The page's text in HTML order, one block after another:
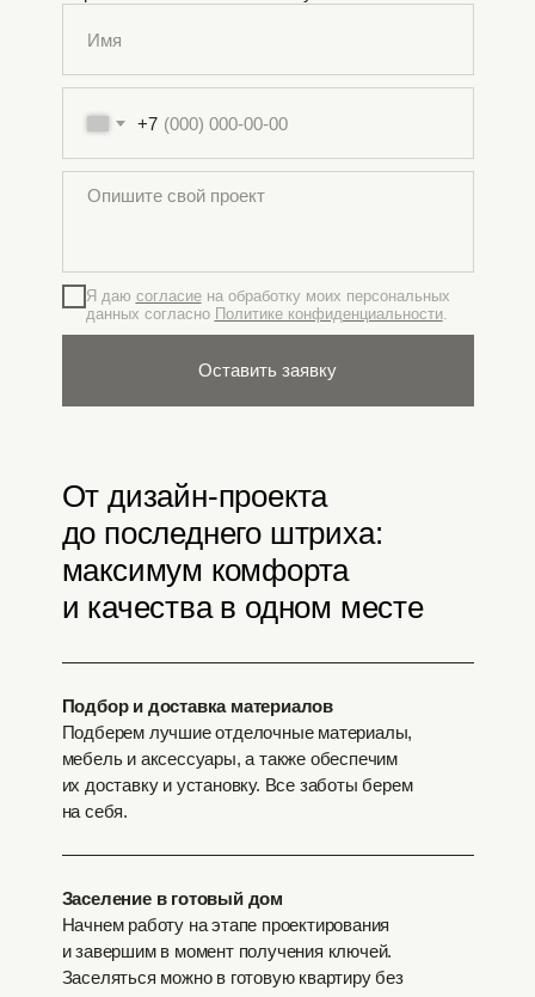
+7
Я даю согласиена обработку моих персональных
данных согласно Политике конфиденциальности.
Оставить заявку
От дизайн-проекта
до последнего штриха:
максимум комфорта
и качества в одном месте
Подбор и доставка материалов
Подберем лучшие отделочные материалы,
мебель и аксессуары, а также обеспечим
их доставку и установку. Все заботы берем
на себя.
Заселение в готовый дом
Начнем работу на этапе проектирования
и завершим в момент получения ключей.
Заселяться можно в готовую квартиру без